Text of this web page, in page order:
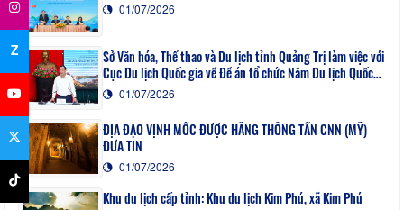
01/07/2026
Sở Văn hóa, Thể thao và Du lịch tỉnh Quảng Trị làm việc với
Cục Du lịch Quốc gia về Đề án tổ chức Năm Du lịch Quốc
gia - Quảng Trị 2027
01/07/2026
ĐỊA ĐẠO VỊNH MỐC ĐƯỢC HÃNG THÔNG TẤN CNN (MỸ)
ĐƯA TIN
01/07/2026
Khu du lịch cấp tỉnh: Khu du lịch Kim Phú, xã Kim Phú
Z